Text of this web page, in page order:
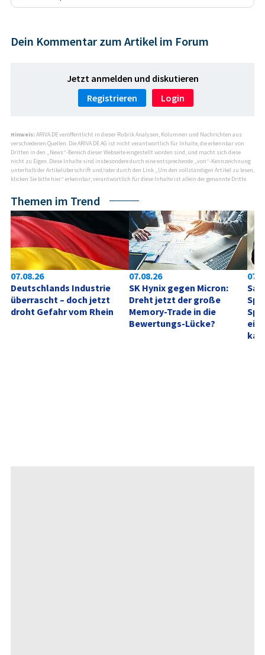
Dein Kommentar zum Artikel im Forum
Jetzt anmelden und diskutieren
Registrieren
Login
Hinweis:ARIVA.DE veröffentlicht in dieser Rubrik Analysen, Kolumnen und Nachrichten aus
verschiedenen Quellen. Die ARIVA.DE AG ist nicht verantwortlich für Inhalte, die erkennbar von
Dritten in den „News“-Bereich dieser Webseite eingestellt worden sind, und macht sich diese
nicht zu Eigen. Diese Inhalte sind insbesondere durch eine entsprechende „von“-Kennzeichnung
unterhalb der Artikelüberschrift und/oder durch den Link „Um den vollständigen Artikel zu lesen,
klicken Sie bitte hier.“ erkennbar; verantwortlich für diese Inhalte ist allein der genannte Dritte.
Themen im Trend
07.08.26
Deutschlands Industrie
überrascht – doch jetzt
droht Gefahr vom Rhein
07.08.26
SK Hynix gegen Micron:
Dreht jetzt der große
Memory‑Trade in die
Bewertungs-Lücke?